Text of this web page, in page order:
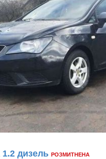
дизель РОЗМИТНЕНА